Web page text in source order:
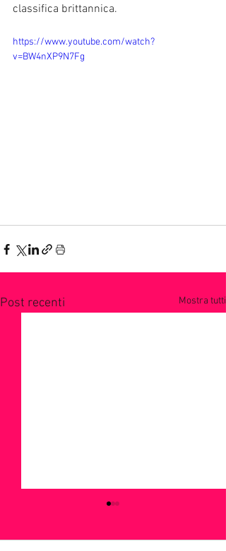
classifica brittannica.
https://www.youtube.com/watch?
v=BW4nXP9N7Fg
Post recenti Mostra tutti